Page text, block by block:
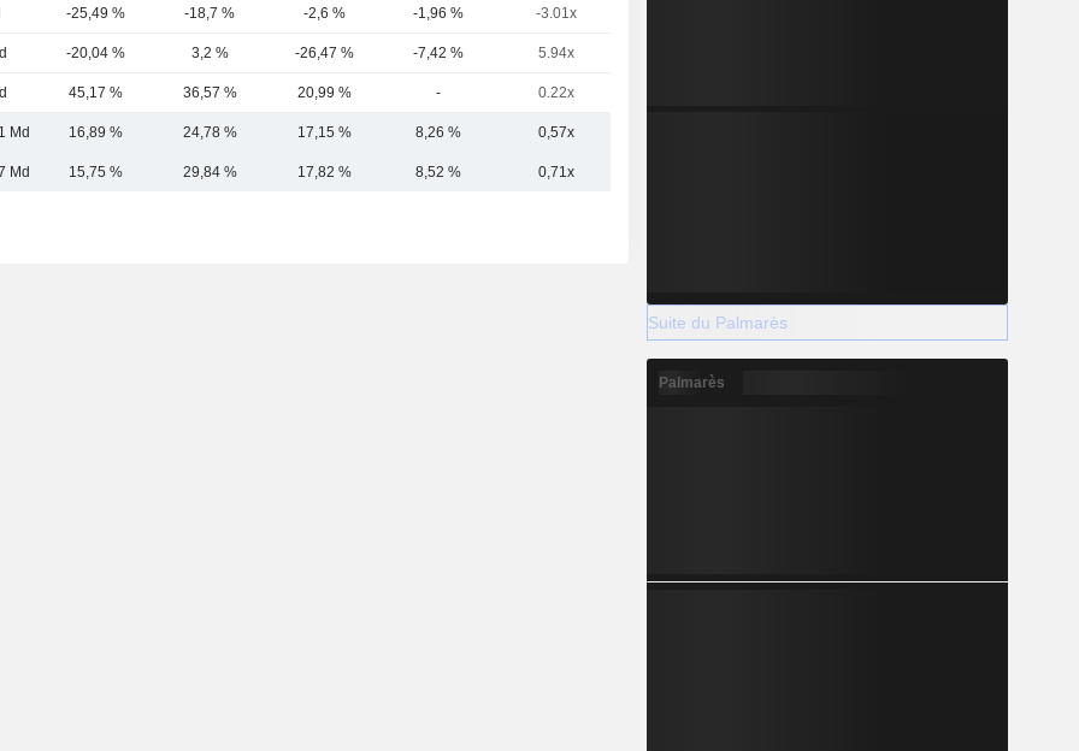
-25,49 % -18,7 % -2,6 % -1,96 % -3.01x
-20,04 % 3,2 % -26,47 % -7,42 % 5.94x
45,17 % 36,57 % 20,99 % - 0.22x
Md 16,89 % 24,78 % 17,15 % 8,26 % 0,57x
Md 15,75 % 29,84 % 17,82 % 8,52 % 0,71x
Suite du Palmarès
Palmarès